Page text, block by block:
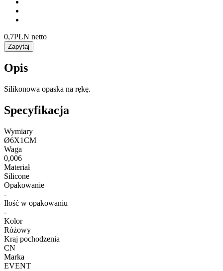
0,7PLN netto
Zapytaj
Opis
Silikonowa opaska na rękę.
Specyfikacja
Wymiary
Ø6X1CM
Waga
0,006
Materiał
Silicone
Opakowanie
-
Ilość w opakowaniu
-
Kolor
Różowy
Kraj pochodzenia
CN
Marka
EVENT